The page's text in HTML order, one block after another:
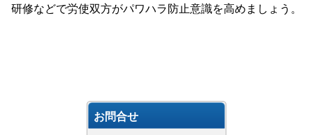
研修などで労使双方がパワハラ防止意識を高めましょう。
お問合せ